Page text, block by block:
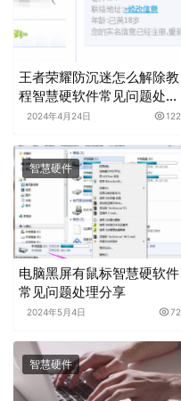
王者荣耀防沉迷怎么解除教
程智慧硬软件常见问题处理
分享
2024年4月24日 122
智慧硬件
电脑黑屏有鼠标智慧硬软件
常见问题处理分享
2024年5月4日 72
智慧硬件